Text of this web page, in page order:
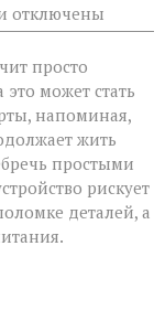
к
записи
скажет
спасибо:
хранения
гаджета
отключены
просто
может стать
напоминая,
жить
простыми
рискует
деталей, а